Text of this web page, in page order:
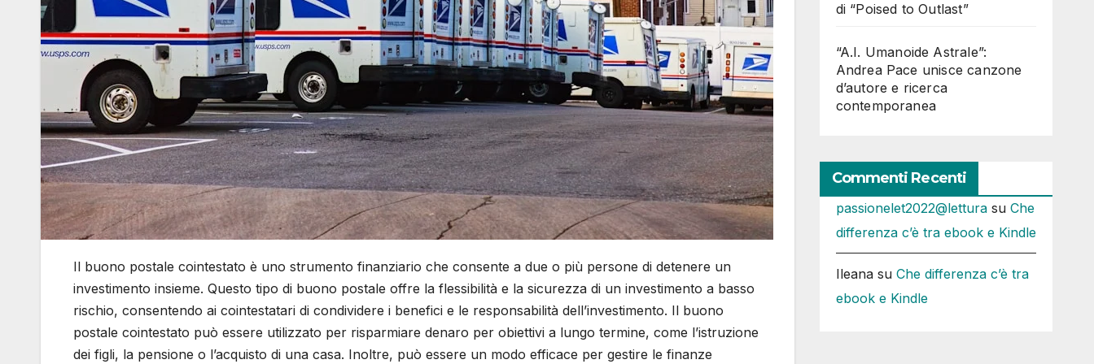
Il buono postale cointestato è uno strumento finanziario che consente a due o più persone di detenere un
investimento insieme. Questo tipo di buono postale offre la flessibilità e la sicurezza di un investimento a basso
rischio, consentendo ai cointestatari di condividere i benefici e le responsabilità dell’investimento. Il buono
postale cointestato può essere utilizzato per risparmiare denaro per obiettivi a lungo termine, come l’istruzione
dei figli, la pensione o l’acquisto di una casa. Inoltre, può essere un modo efficace per gestire le finanze
di “Poised to Outlast”
“A.I. Umanoide Astrale”:
Andrea Pace unisce canzone
d’autore e ricerca
contemporanea
Commenti Recenti
passionelet2022@letturasu Che
differenza c’è tra ebook e Kindle
Ileanasu Che differenza c’è tra
ebook e Kindle